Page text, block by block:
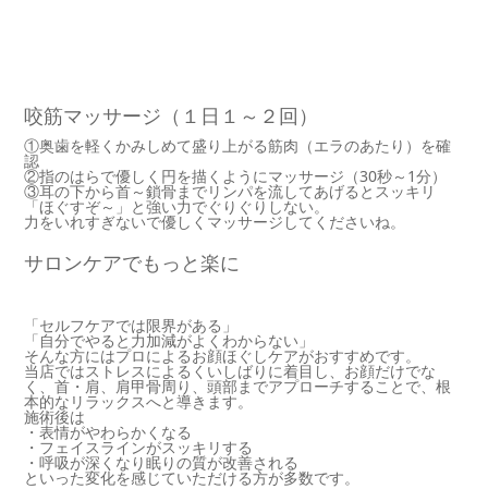
咬筋マッサージ（１日１～２回）
①奥歯を軽くかみしめて盛り上がる筋肉（エラのあたり）を確
認
②指のはらで優しく円を描くようにマッサージ（30秒～1分）
③耳の下から首～鎖骨までリンパを流してあげるとスッキリ
「ほぐすぞ～」と強い力でぐりぐりしない。
力をいれすぎないで優しくマッサージしてくださいね。
サロンケアでもっと楽に
「セルフケアでは限界がある」
「自分でやると力加減がよくわからない」
そんな方にはプロによるお顔ほぐしケアがおすすめです。
当店ではストレスによるくいしばりに着目し、お顔だけでな
く、首・肩、肩甲骨周り、頭部までアプローチすることで、根
本的なリラックスへと導きます。
施術後は
・表情がやわらかくなる
・フェイスラインがスッキリする
・呼吸が深くなり眠りの質が改善される
といった変化を感じていただける方が多数です。